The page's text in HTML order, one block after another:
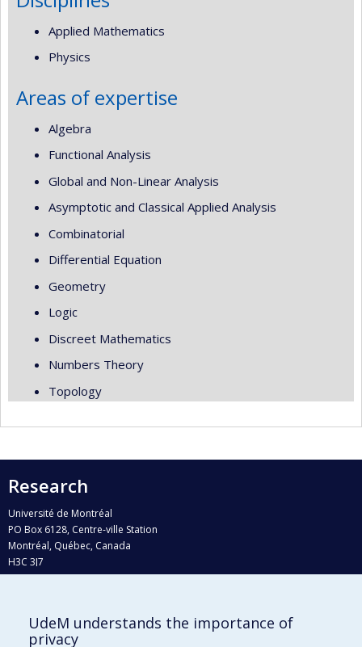
Applied Mathematics
Physics
Areas of expertise
Algebra
Functional Analysis
Global and Non-Linear Analysis
Asymptotic and Classical Applied Analysis
Combinatorial
Differential Equation
Geometry
Logic
Discreet Mathematics
Numbers Theory
Topology
Research
Université de Montréal
PO Box 6128, Centre-ville Station
Montréal, Québec, Canada
H3C 3J7
Who does what?
UdeM understands the importance of
privacy